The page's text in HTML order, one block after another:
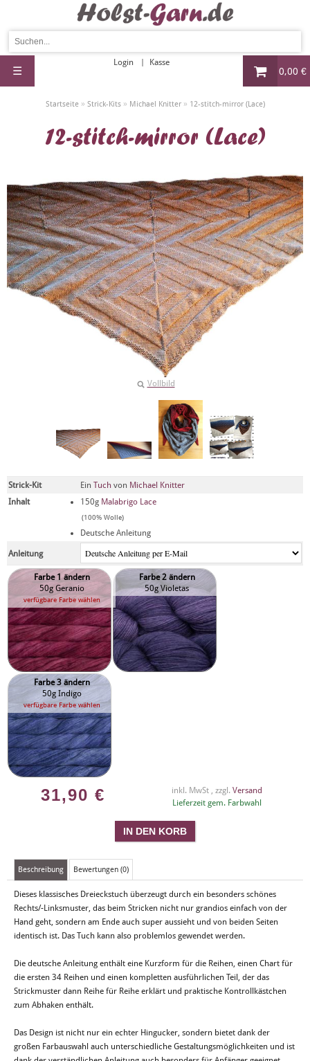
0,00 €
Login Kasse
☰
Startseite» Strick-Kits» Michael Knitter» 12-stitch-mirror (Lace)
12-stitch-mirror (Lace)
Vollbild
Strick-Kit Ein Tuch von Michael Knitter
Inhalt
150g Malabrigo Lace
(100% Wolle)
Deutsche Anleitung
Anleitung
Farbe 1 ändern
50g Geranio
verfügbare Farbe wählen
Farbe 2 ändern
50g Violetas
Farbe 3 ändern
50g Indigo
verfügbare Farbe wählen
31,90 € inkl. MwSt , zzgl. Versand
Lieferzeit gem. Farbwahl
Beschreibung Bewertungen (0)
Dieses klassisches Dreieckstuch überzeugt durch ein besonders schönes
Rechts/-Linksmuster, das beim Stricken nicht nur grandios einfach von der
Hand geht, sondern am Ende auch super aussieht und von beiden Seiten
identisch ist. Das Tuch kann also problemlos gewendet werden.
Die deutsche Anleitung enthält eine Kurzform für die Reihen, einen Chart für
die ersten 34 Reihen und einen kompletten ausführlichen Teil, der das
Strickmuster dann Reihe für Reihe erklärt und praktische Kontrollkästchen
zum Abhaken enthält.
Das Design ist nicht nur ein echter Hingucker, sondern bietet dank der
großen Farbauswahl auch unterschiedliche Gestaltungsmöglichkeiten und ist